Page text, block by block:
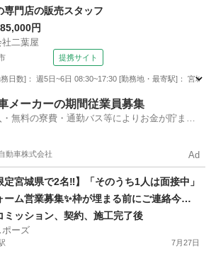
営業 やる気
専門店の販売スタッフ
円
二葉屋
提携サイト
日数]： 週5日~6日 08:30~17:30 [勤務地・最寄駅]： 宮
レル
メーカーの期間従業員募集
無料の寮費・通勤バス等によりお金が貯まり
動車株式会社 Ad
定宮城県で2名‼︎】「そのうち1人は面接中」
ーム営業募集✨枠が埋まる前にご連絡今す
い‼︎👍
ミッション、契約、施工完了後
ポーズ
7月27日